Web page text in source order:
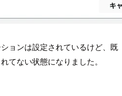
ョンは設定されているけど、既
てない状態になりました。